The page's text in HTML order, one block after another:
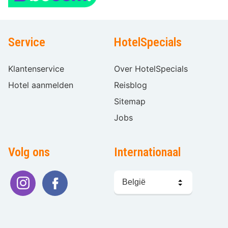
Service
Klantenservice
Hotel aanmelden
HotelSpecials
Over HotelSpecials
Reisblog
Sitemap
Jobs
Volg ons Internationaal
kiezen